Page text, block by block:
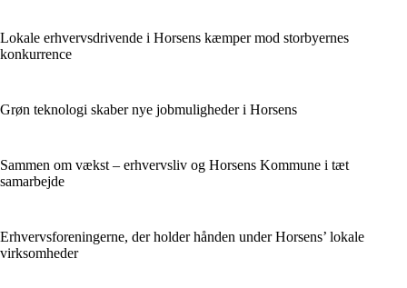
Lokale erhvervsdrivende i Horsens kæmper mod storbyernes
konkurrence
Grøn teknologi skaber nye jobmuligheder i Horsens
Sammen om vækst – erhvervsliv og Horsens Kommune i tæt
samarbejde
Erhvervsforeningerne, der holder hånden under Horsens’ lokale
virksomheder